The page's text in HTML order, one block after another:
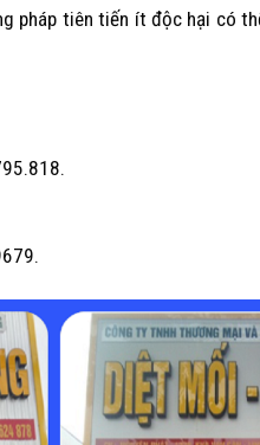
pháp tiên tiến ít độc hại có